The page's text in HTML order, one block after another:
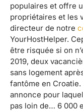
populaires et offre
propriétaires et les
directeur de notre
YourHostHelper.
être risquée si on
2019, deux
sans logement
fantôme en Croatie.
annonce pour
pas loin de… 6 000